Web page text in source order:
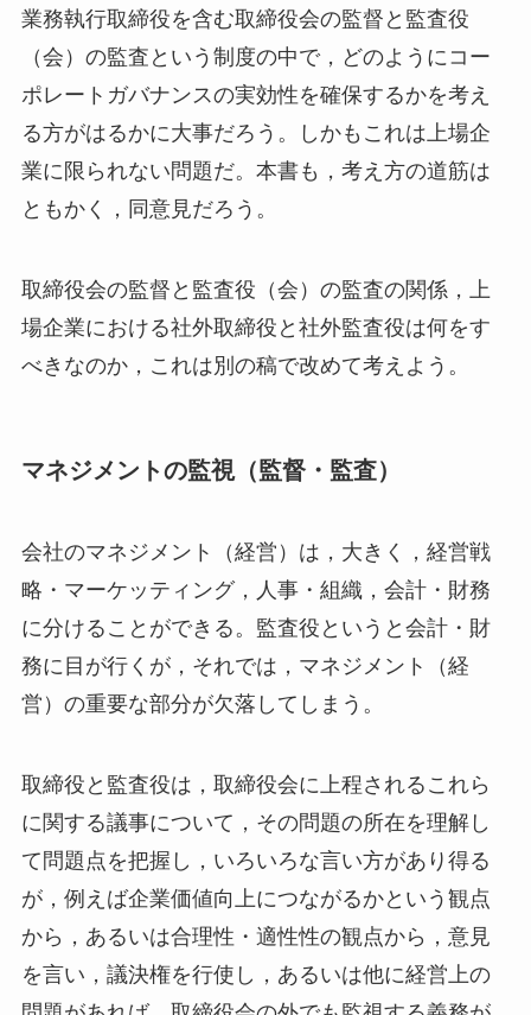
業務執行取締役を含む取締役会の監督と監査役
（会）の監査という制度の中で，どのようにコー
ポレートガバナンスの実効性を確保するかを考え
る方がはるかに大事だろう。しかもこれは上場企
業に限られない問題だ。本書も，考え方の道筋は
ともかく，同意見だろう。
取締役会の監督と監査役（会）の監査の関係，上
場企業における社外取締役と社外監査役は何をす
べきなのか，これは別の稿で改めて考えよう。
マネジメントの監視（監督・監査）
会社のマネジメント（経営）は，大きく，経営戦
略・マーケッティング，人事・組織，会計・財務
に分けることができる。監査役というと会計・財
務に目が行くが，それでは，マネジメント（経
営）の重要な部分が欠落してしまう。
取締役と監査役は，取締役会に上程されるこれら
に関する議事について，その問題の所在を理解し
て問題点を把握し，いろいろな言い方があり得る
が，例えば企業価値向上につながるかという観点
から，あるいは合理性・適性性の観点から，意見
を言い，議決権を行使し，あるいは他に経営上の